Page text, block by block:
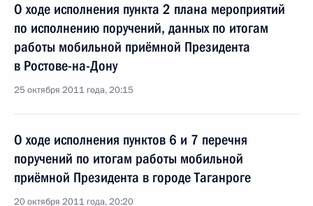
О ходе исполнения пункта 2 плана мероприятий
по исполнению поручений, данных по итогам
работы мобильной приёмной Президента
в Ростове-на-Дону
25 октября 2011 года, 20:15
О ходе исполнения пунктов 6 и 7 перечня
поручений по итогам работы мобильной
приёмной Президента в городе Таганроге
20 октября 2011 года, 20:20